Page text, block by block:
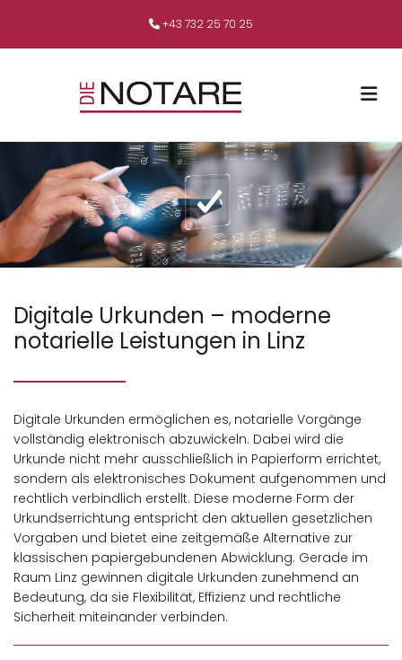
 +43 732 25 70 25
Digitale Urkunden – moderne
notarielle Leistungen in Linz
Digitale Urkunden ermöglichen es, notarielle Vorgänge
vollständig elektronisch abzuwickeln. Dabei wird die
Urkunde nicht mehr ausschließlich in Papierform errichtet,
sondern als elektronisches Dokument aufgenommen und
rechtlich verbindlich erstellt. Diese moderne Form der
Urkundserrichtung entspricht den aktuellen gesetzlichen
Vorgaben und bietet eine zeitgemäße Alternative zur
klassischen papiergebundenen Abwicklung. Gerade im
Raum Linz gewinnen digitale Urkunden zunehmend an
Bedeutung, da sie Flexibilität, Effizienz und rechtliche
Sicherheit miteinander verbinden.